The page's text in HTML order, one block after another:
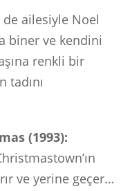
de ailesiyle Noel
biner ve kendini
renkli bir
tadını
(1993):
ve yerine geçer…